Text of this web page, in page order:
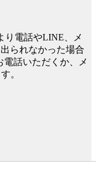
り電話やLINE、メ
られなかった場合
電話いただくか、メ
。